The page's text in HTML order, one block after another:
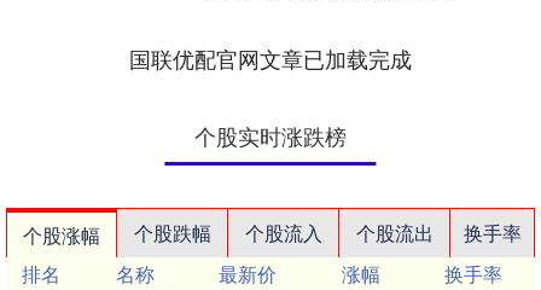
国联优配官网文章已加载完成
个股实时涨跌榜
个股涨幅 个股跌幅 个股流入 个股流出
换手率
排名
名称 最新价 涨幅
换手率